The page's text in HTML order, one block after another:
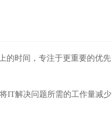
的时间，专注于更重要的优先
将IT解决问题所需的工作量减少